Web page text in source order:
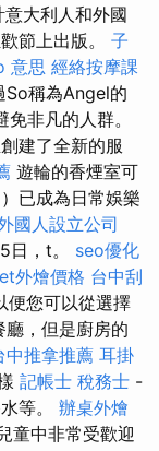
意大利人和外國
節上出版。 子
意思 經絡按摩課
So稱為Angel的
非凡的人群。
建了全新的服
遊輪的香煙室可
已成為日常娛樂
國人設立公司
日，t。 seo優化
外燴價格 台中刮
便您可以從選擇
，但是廚房的
中推拿推薦 耳掛
記帳士 稅務士 -
等。 辦桌外燴
童中非常受歡迎